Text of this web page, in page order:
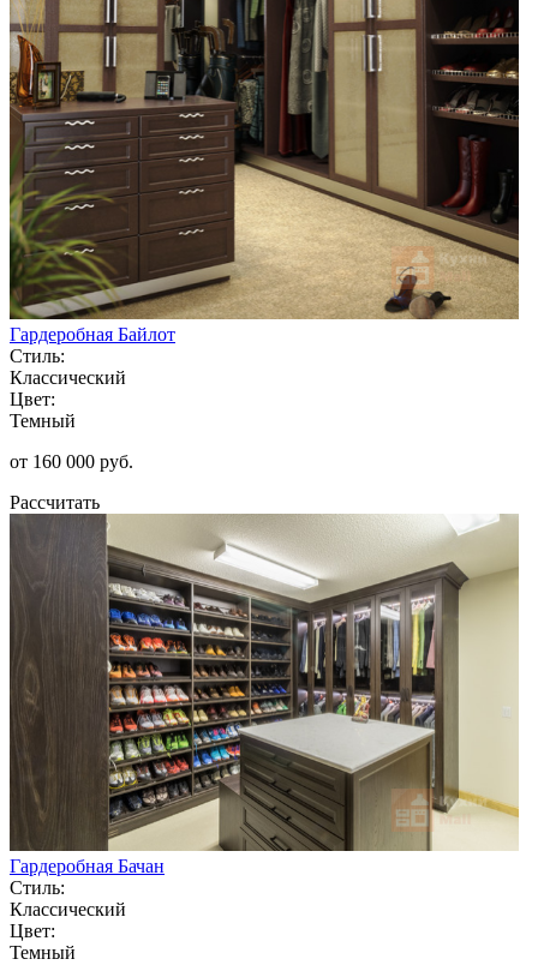
Гардеробная Байлот
Стиль:
Классический
Цвет:
Темный
от 160 000 руб.
Рассчитать
Гардеробная Бачан
Стиль:
Классический
Цвет:
Темный